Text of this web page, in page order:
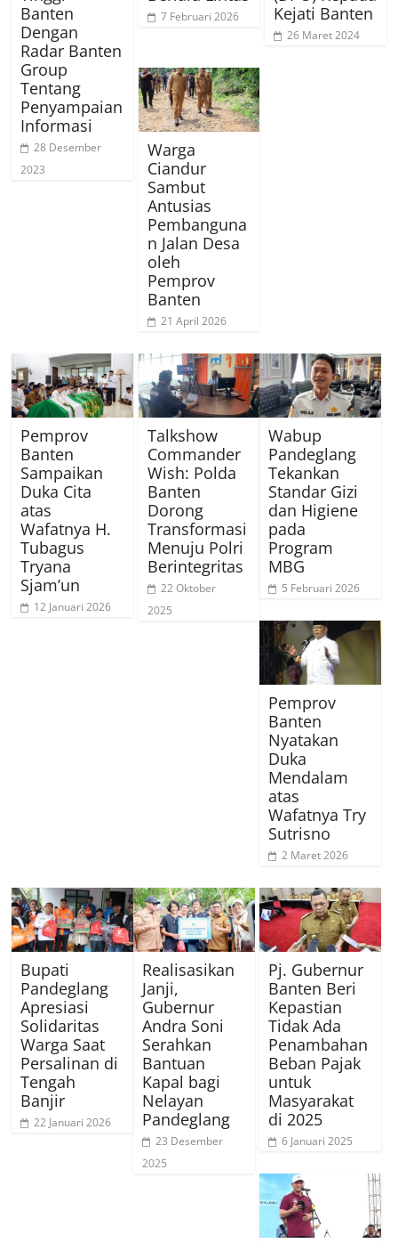
Banten
Dengan
Radar Banten
Group
Tentang
Penyampaian
Informasi
28 Desember
2023
7 Februari 2026
Kejati Banten
26 Maret 2024
Warga
Ciandur
Sambut
Antusias
Pembanguna
n Jalan Desa
oleh
Pemprov
Banten
21 April 2026
Pemprov
Banten
Sampaikan
Duka Cita
atas
Wafatnya H.
Tubagus
Tryana
Sjam’un
12 Januari 2026
Talkshow
Commander
Wish: Polda
Banten
Dorong
Transformasi
Menuju Polri
Berintegritas
22 Oktober
2025
Wabup
Pandeglang
Tekankan
Standar Gizi
dan Higiene
pada
Program
MBG
5 Februari 2026
Pemprov
Banten
Nyatakan
Duka
Mendalam
atas
Wafatnya Try
Sutrisno
2 Maret 2026
Bupati
Pandeglang
Apresiasi
Solidaritas
Warga Saat
Persalinan di
Tengah
Banjir
22 Januari 2026
Realisasikan
Janji,
Gubernur
Andra Soni
Serahkan
Bantuan
Kapal bagi
Nelayan
Pandeglang
23 Desember
2025
Pj. Gubernur
Banten Beri
Kepastian
Tidak Ada
Penambahan
Beban Pajak
untuk
Masyarakat
di 2025
6 Januari 2025